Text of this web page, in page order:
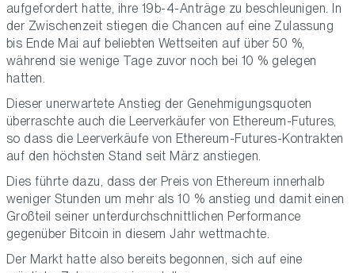
aufgefordert hatte, ihre 19b-4-Anträge zu beschleunigen. In
der Zwischenzeit stiegen die Chancen auf eine Zulassung
bis Ende Mai auf beliebten Wettseiten auf über 50 %,
während sie wenige Tage zuvor noch bei 10 % gelegen
hatten.
Dieser unerwartete Anstieg der Genehmigungsquoten
überraschte auch die Leerverkäufer von Ethereum-Futures,
so dass die Leerverkäufe von Ethereum-Futures-Kontrakten
auf den höchsten Stand seit März anstiegen.
Dies führte dazu, dass der Preis von Ethereum innerhalb
weniger Stunden um mehr als 10 % anstieg und damit einen
Großteil seiner unterdurchschnittlichen Performance
gegenüber Bitcoin in diesem Jahr wettmachte.
Der Markt hatte also bereits begonnen, sich auf eine